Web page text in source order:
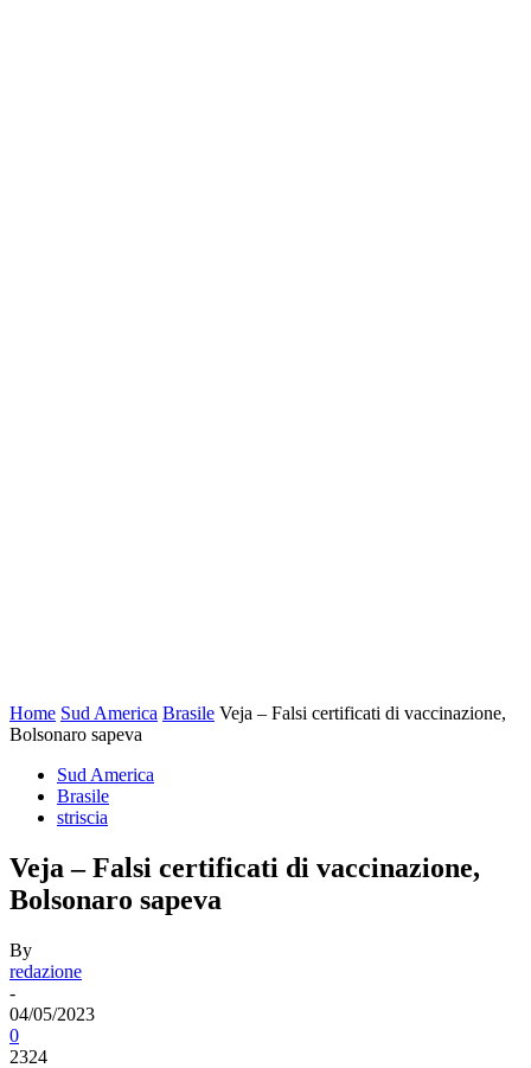
Home Sud America Brasile Veja – Falsi certificati di vaccinazione,
Bolsonaro sapeva
Sud America
Brasile
striscia
Veja – Falsi certificati di vaccinazione,
Bolsonaro sapeva
By
redazione
-
04/05/2023
0
2324